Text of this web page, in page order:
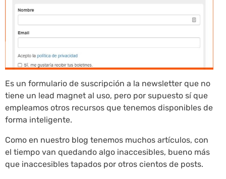
Es un formulario de suscripción a la newsletter que no
tiene un lead magnet al uso, pero por supuesto sí que
empleamos otros recursos que tenemos disponibles de
forma inteligente.
Como en nuestro blog tenemos muchos artículos, con
el tiempo van quedando algo inaccesibles, bueno más
que inaccesibles tapados por otros cientos de posts.